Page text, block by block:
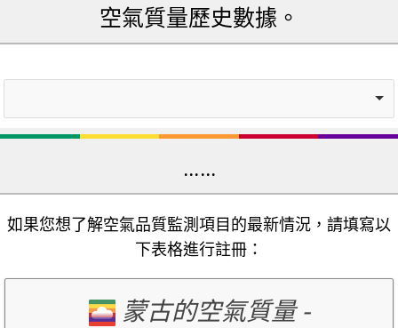
空氣質量歷史數據。
……
如果您想了解空氣品質監測項目的最新情況，請填寫以
下表格進行註冊：
蒙古的空氣質量-